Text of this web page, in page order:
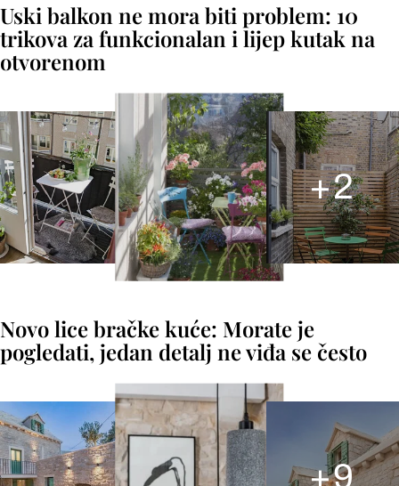
Uski balkon ne mora biti problem: 10
trikova za funkcionalan i lijep kutak na
otvorenom
+2
Novo lice bračke kuće: Morate je
pogledati, jedan detalj ne viđa se često
+9